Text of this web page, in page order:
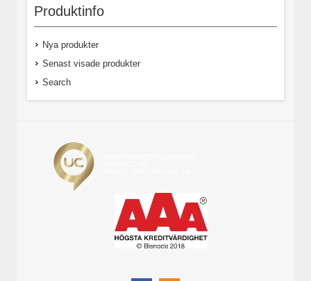
Produktinfo
Nya produkter
Senast visade produkter
Search